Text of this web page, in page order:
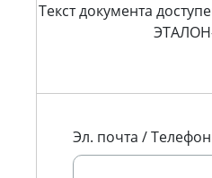
Текст документа
Эл. почта / Телефон